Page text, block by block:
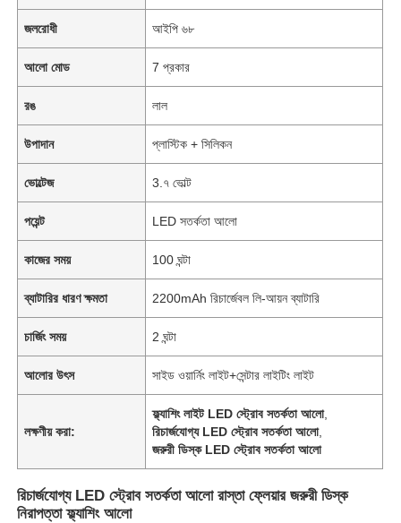
জলরোধী আইপি ৬৮
আলো মোড 7 প্রকার
রঙ লাল
উপাদান প্লাস্টিক + সিলিকন
ভোল্টেজ 3.৭ ভোল্ট
পয়েন্ট LED সতর্কতা আলো
কাজের সময় 100 ঘন্টা
ব্যাটারির ধারণ ক্ষমতা 2200mAh রিচার্জেবল লি-আয়ন ব্যাটারি
চার্জিং সময় 2 ঘন্টা
আলোর উৎস সাইড ওয়ার্নিং লাইট+সেন্টার লাইটিং লাইট
লক্ষণীয় করা:
ফ্ল্যাশিং লাইট LED স্ট্রোব সতর্কতা আলো,
রিচার্জযোগ্য LED স্ট্রোব সতর্কতা আলো,
জরুরী ডিস্ক LED স্ট্রোব সতর্কতা আলো
রিচার্জযোগ্য LED স্ট্রোব সতর্কতা আলো রাস্তা ফ্লেয়ার জরুরী ডিস্ক
নিরাপত্তা ফ্ল্যাশিং আলো